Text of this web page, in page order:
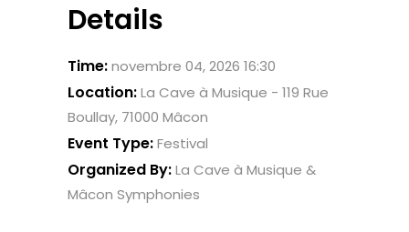
Details
Time:novembre 04, 2026 16:30
Location:La Cave à Musique - 119 Rue
Boullay, 71000 Mâcon
Event Type:Festival
Organized By:La Cave à Musique &
Mâcon Symphonies